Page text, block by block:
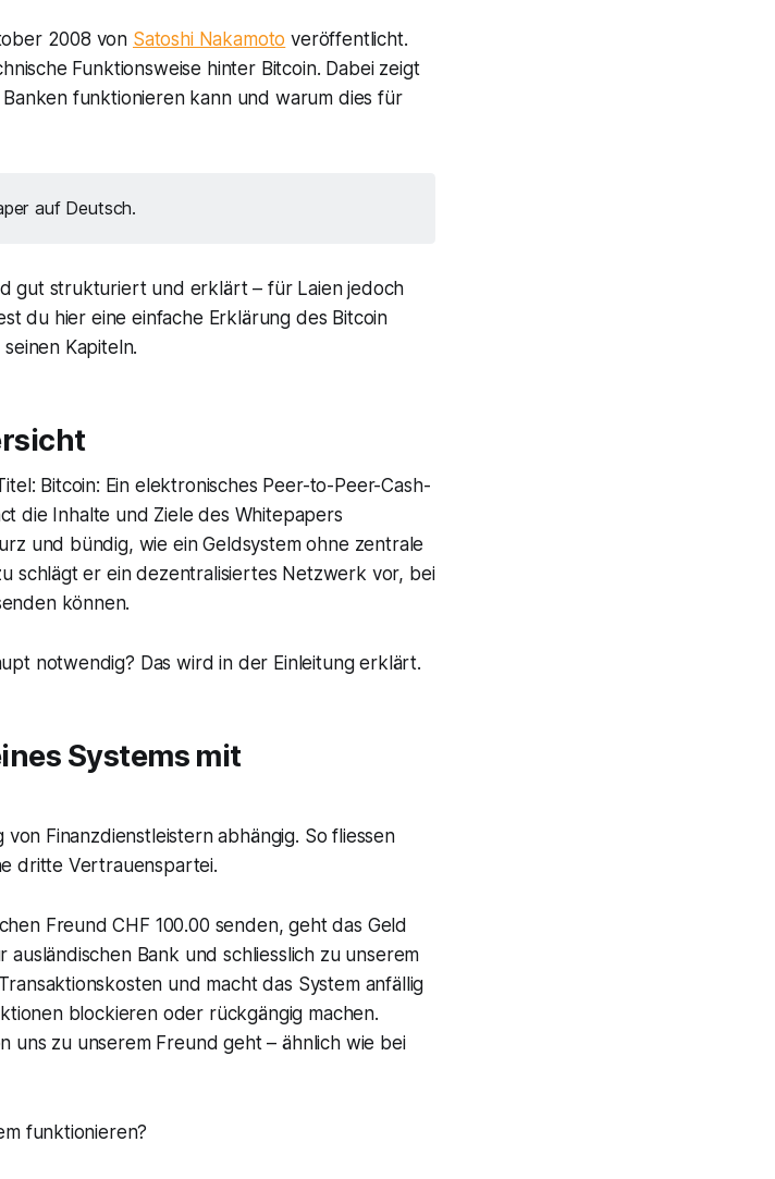
2008 von Satoshi Nakamoto veröffentlicht.
Funktionsweise hinter Bitcoin. Dabei zeigt
funktionieren kann und warum dies für
auf Deutsch.
gut strukturiert und erklärt – für Laien jedoch
du hier eine einfache Erklärung des Bitcoin
Kapiteln.
Bitcoin: Ein elektronisches Peer-to-Peer-Cash-
die Inhalte und Ziele des Whitepapers
und bündig, wie ein Geldsystem ohne zentrale
schlägt er ein dezentralisiertes Netzwerk vor, bei
können.
notwendig? Das wird in der Einleitung erklärt.
Systems mit
Finanzdienstleistern abhängig. So fliessen
dritte Vertrauenspartei.
Freund CHF 100.00 senden, geht das Geld
Bank und schliesslich zu unserem
und macht das System anfällig
blockieren oder rückgängig machen.
uns zu unserem Freund geht – ähnlich wie bei
funktionieren?